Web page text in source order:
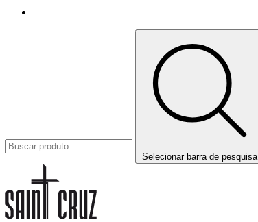
Selecionar barra de pesquisa